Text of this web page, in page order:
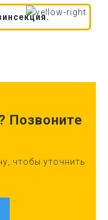
Позвоните
чтобы уточнить